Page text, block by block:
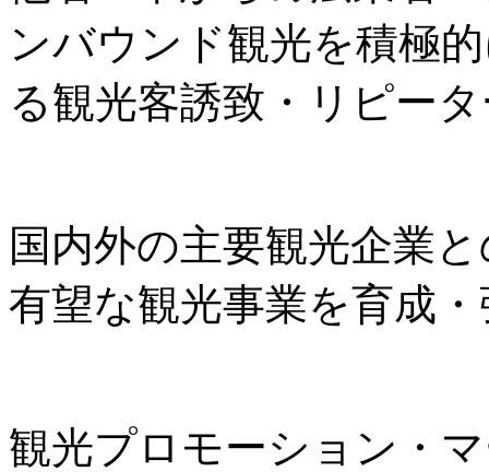
ンバウンド観光を積極
る観光客誘致・リピー
国内外の主要観光企業
有望な観光事業を育成
観光プロモーション・